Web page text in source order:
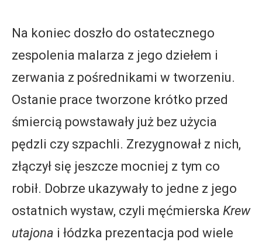
Na koniec doszło do ostatecznego
zespolenia malarza z jego dziełem i
zerwania z pośrednikami w tworzeniu.
Ostanie prace tworzone krótko przed
śmiercią powstawały już bez użycia
pędzli czy szpachli. Zrezygnował z nich,
złączył się jeszcze mocniej z tym co
robił. Dobrze ukazywały to jedne z jego
ostatnich wystaw, czyli męćmierska Krew
utajona i łódzka prezentacja pod wiele